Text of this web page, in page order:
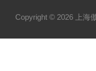
Copyright © 2026 上海